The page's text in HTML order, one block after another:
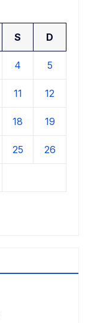
S D
4 5
11 12
18 19
25 26